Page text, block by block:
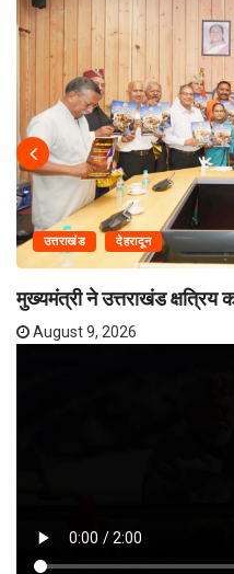
उत्तराखंड देहरादून
मुख्यमंत्री ने उत्तराखंड क्षत्रिय
August 9, 2026